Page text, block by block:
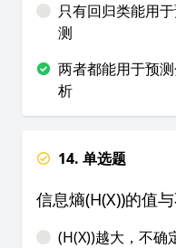
只有回归类能用
测
两者都能用于预
析
14. 单选题
信息熵(H(X))的值
(H(X))越大，不确